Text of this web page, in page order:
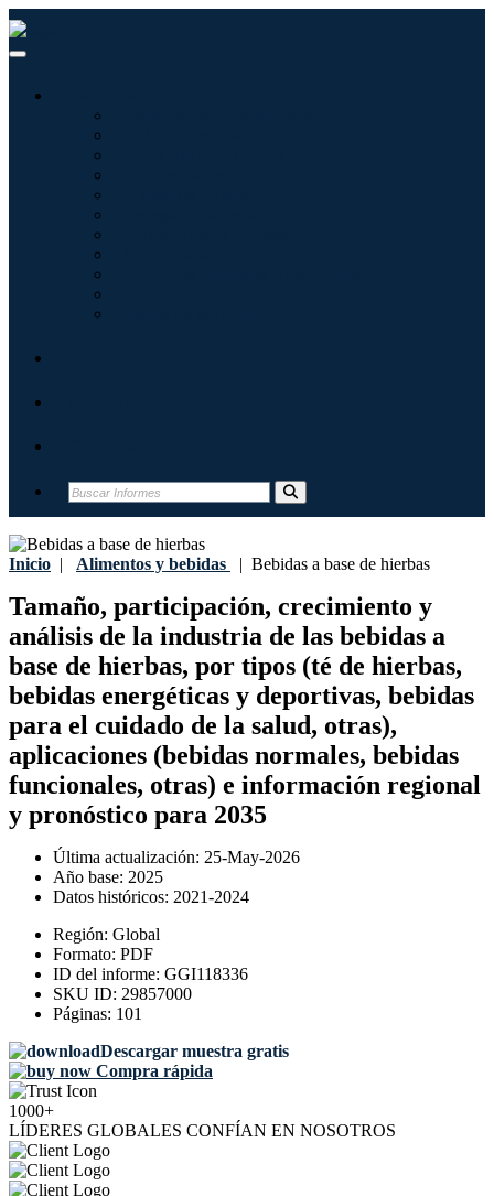
Inicio | Alimentos y bebidas | Bebidas a base de hierbas
Tamaño, participación, crecimiento y
análisis de la industria de las bebidas a
base de hierbas, por tipos (té de hierbas,
bebidas energéticas y deportivas, bebidas
para el cuidado de la salud, otras),
aplicaciones (bebidas normales, bebidas
funcionales, otras) e información regional
y pronóstico para 2035
Última actualización: 25-May-2026
Año base: 2025
Datos históricos: 2021-2024
Región: Global
Formato: PDF
ID del informe: GGI118336
SKU ID: 29857000
Páginas: 101
Descargar muestra gratis
Compra rápida
1000+
LÍDERES GLOBALES CONFÍAN EN NOSOTROS